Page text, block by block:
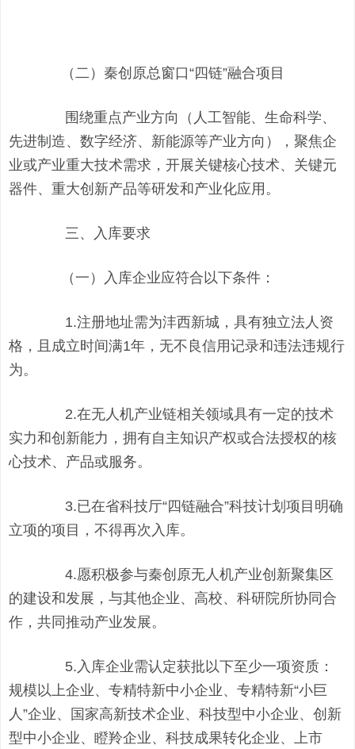
（二）秦创原总窗口“四链”融合项目
围绕重点产业方向（人工智能、生命科学、
先进制造、数字经济、新能源等产业方向），聚焦企
业或产业重大技术需求，开展关键核心技术、关键元
器件、重大创新产品等研发和产业化应用。
三、入库要求
（一）入库企业应符合以下条件：
1.注册地址需为沣西新城，具有独立法人资
格，且成立时间满1年，无不良信用记录和违法违规行
为。
2.在无人机产业链相关领域具有一定的技术
实力和创新能力，拥有自主知识产权或合法授权的核
心技术、产品或服务。
3.已在省科技厅“四链融合”科技计划项目明确
立项的项目，不得再次入库。
4.愿积极参与秦创原无人机产业创新聚集区
的建设和发展，与其他企业、高校、科研院所协同合
作，共同推动产业发展。
5.入库企业需认定获批以下至少一项资质：
规模以上企业、 专精特新中小企业、专精特新“小巨
人”企业、国家高新技术企业、科技型中小企业、创新
型中小企业、瞪羚企业、科技成果转化企业、上市